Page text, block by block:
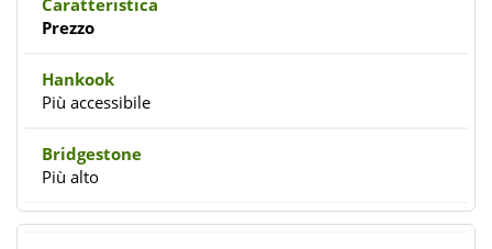
Prezzo
Più accessibile
Più alto